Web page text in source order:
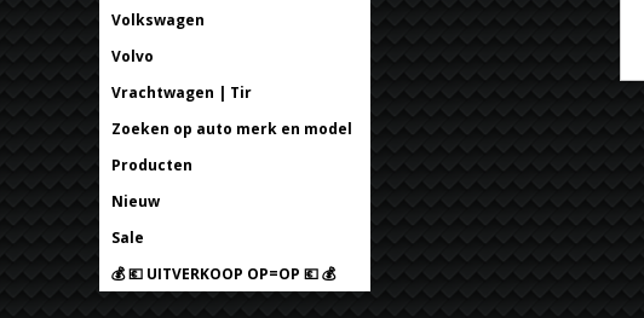
Volkswagen
Volvo
Vrachtwagen | Tir
Zoeken op auto merk en model
Producten
Nieuw
Sale
💰 💶 UITVERKOOP OP=OP 💶 💰